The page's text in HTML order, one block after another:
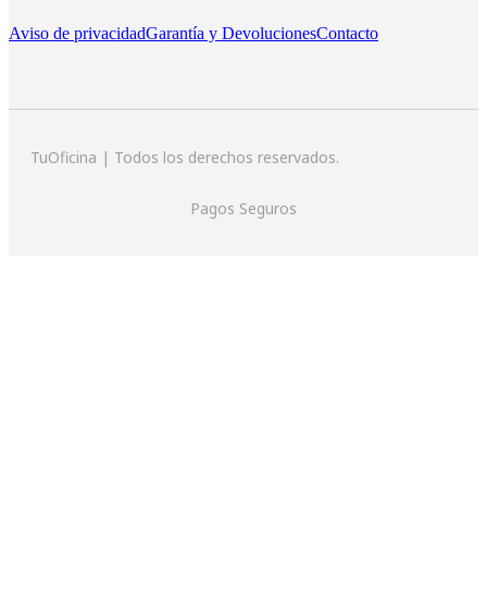
Aviso de privacidadGarantía y DevolucionesContacto
TuOficina | Todos los derechos reservados.
Pagos Seguros